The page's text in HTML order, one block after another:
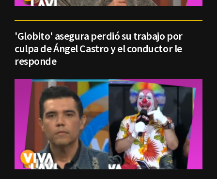
'Globito' asegura perdió su trabajo por
culpa de Ángel Castro y el conductor le
responde